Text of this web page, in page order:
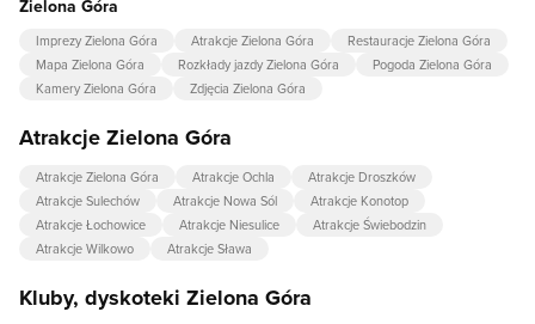
Zielona Góra
Imprezy Zielona Góra Atrakcje Zielona Góra
Restauracje Zielona Góra
Mapa Zielona Góra
Rozkłady jazdy Zielona Góra
Pogoda Zielona Góra
Kamery Zielona Góra
Zdjęcia Zielona Góra
Atrakcje Zielona Góra
Atrakcje Zielona Góra Atrakcje Ochla
Atrakcje Droszków
Atrakcje Sulechów
Atrakcje Nowa Sól
Atrakcje Konotop
Atrakcje Łochowice
Atrakcje Niesulice
Atrakcje Świebodzin
Atrakcje Wilkowo
Atrakcje Sława
Kluby, dyskoteki Zielona Góra